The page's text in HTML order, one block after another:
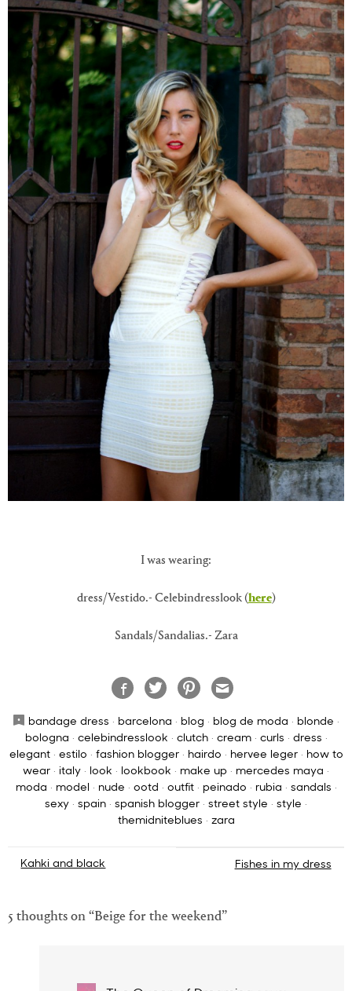
I was wearing:
dress/Vestido.- Celebindresslook (here)
Sandals/Sandalias.- Zara
bandage dress · barcelona · blog · blog de moda · blonde ·
bologna · celebindresslook · clutch· cream· curls · dress ·
elegant· estilo · fashion blogger· hairdo · hervee leger· how to
wear · italy · look · lookbook · make up · mercedes maya ·
moda · model · nude · ootd · outfit· peinado · rubia · sandals ·
sexy · spain · spanish blogger · street style · style ·
themidniteblues · zara
Post
Kahki and black Fishes in my dress
5 thoughts on “Beige for the weekend”